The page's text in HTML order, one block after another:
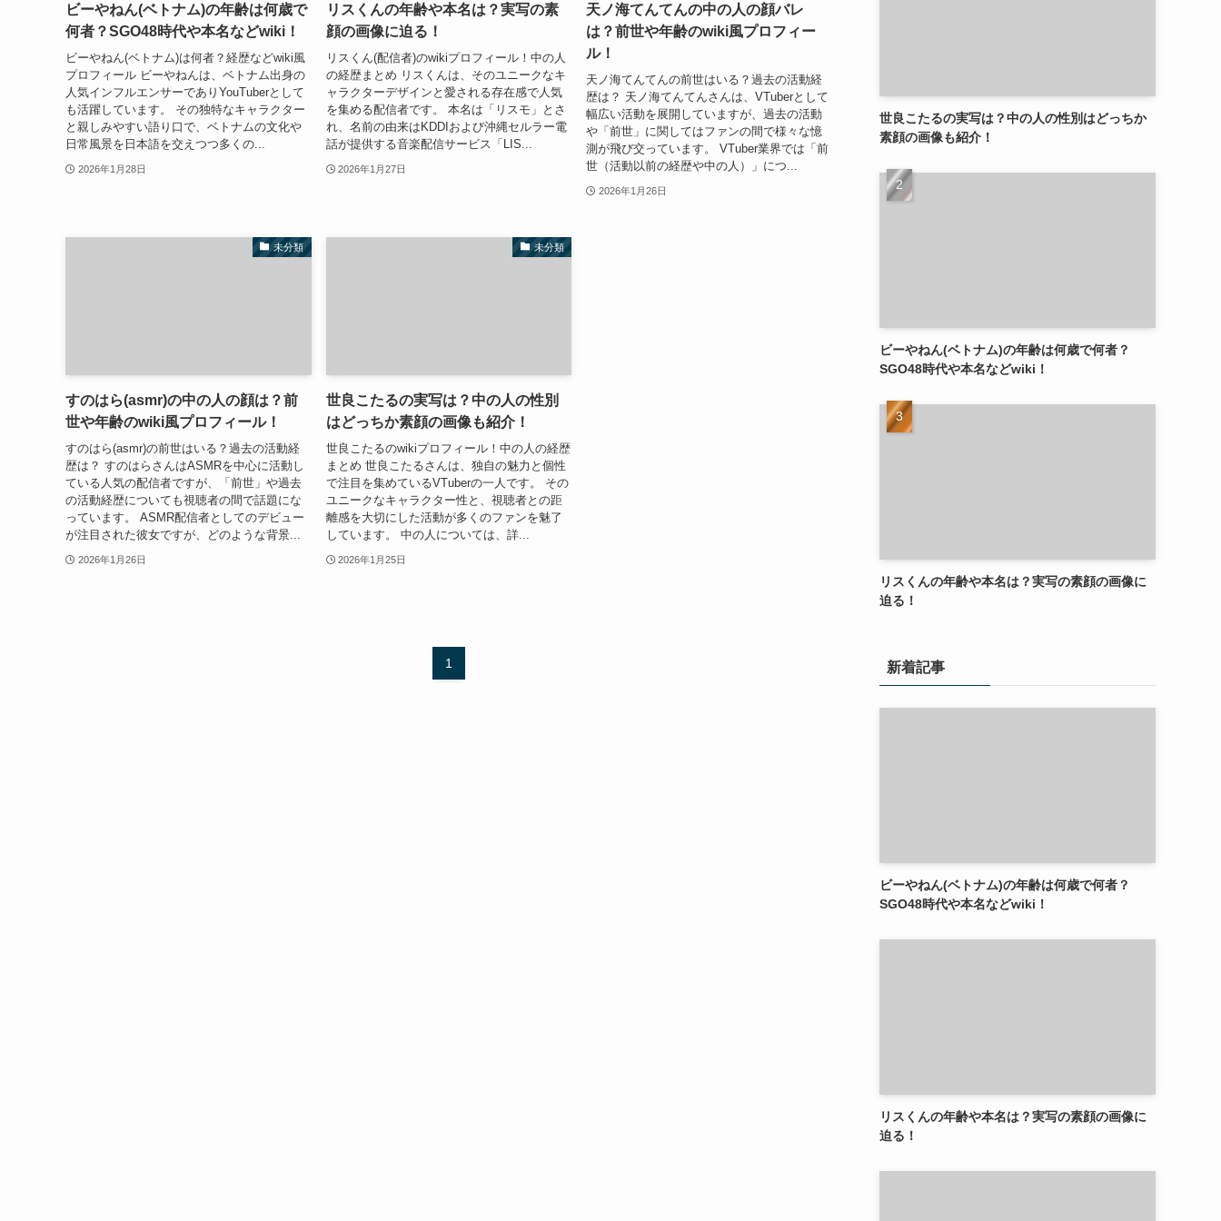
ビーやねん(ベトナム)の年齢は何歳で
何者？SGO48時代や本名などwiki！
ビーやねん(ベトナム)は何者？経歴などwiki風
プロフィール ビーやねんは、ベトナム出身の
人気インフルエンサーでありYouTuberとして
も活躍しています。 その独特なキャラクター
と親しみやすい語り口で、ベトナムの文化や
日常風景を日本語を交えつつ多くの...
2026年1月28日
リスくんの年齢や本名は？実写の素
顔の画像に迫る！
リスくん(配信者)のwikiプロフィール！中の人
の経歴まとめ リスくんは、そのユニークなキ
ャラクターデザインと愛される存在感で人気
を集める配信者です。 本名は「リスモ」とさ
れ、名前の由来はKDDIおよび沖縄セルラー電
話が提供する音楽配信サービス「LIS...
2026年1月27日
天ノ海てんてんの中の人の顔バレ
は？前世や年齢のwiki風プロフィー
ル！
天ノ海てんてんの前世はいる？過去の活動経
歴は？ 天ノ海てんてんさんは、VTuberとして
幅広い活動を展開していますが、過去の活動
や「前世」に関してはファンの間で様々な憶
測が飛び交っています。 VTuber業界では「前
世（活動以前の経歴や中の人）」につ...
2026年1月26日
未分類
すのはら(asmr)の中の人の顔は？前
世や年齢のwiki風プロフィール！
すのはら(asmr)の前世はいる？過去の活動経
歴は？ すのはらさんはASMRを中心に活動し
ている人気の配信者ですが、「前世」や過去
の活動経歴についても視聴者の間で話題にな
っています。 ASMR配信者としてのデビュー
が注目された彼女ですが、どのような背景...
2026年1月26日
未分類
世良こたるの実写は？中の人の性別
はどっちか素顔の画像も紹介！
世良こたるのwikiプロフィール！中の人の経歴
まとめ 世良こたるさんは、独自の魅力と個性
で注目を集めているVTuberの一人です。 その
ユニークなキャラクター性と、視聴者との距
離感を大切にした活動が多くのファンを魅了
しています。 中の人については、詳...
2026年1月25日
1
世良こたるの実写は？中の人の性別はどっちか
素顔の画像も紹介！
ビーやねん(ベトナム)の年齢は何歳で何者？
SGO48時代や本名などwiki！
リスくんの年齢や本名は？実写の素顔の画像に
迫る！
新着記事
ビーやねん(ベトナム)の年齢は何歳で何者？
SGO48時代や本名などwiki！
リスくんの年齢や本名は？実写の素顔の画像に
迫る！